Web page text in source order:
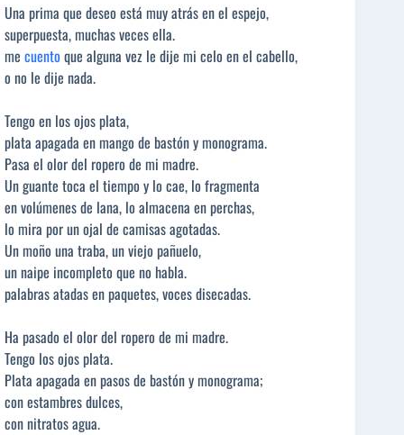
Una prima que deseo está muy atrás en el espejo,
superpuesta, muchas veces ella.
me cuento que alguna vez le dije mi celo en el cabello,
o no le dije nada.
Tengo en los ojos plata,
plata apagada en mango de bastón y monograma.
Pasa el olor del ropero de mi madre.
Un guante toca el tiempo y lo cae, lo fragmenta
en volúmenes de lana, lo almacena en perchas,
lo mira por un ojal de camisas agotadas.
Un moño una traba, un viejo pañuelo,
un naipe incompleto que no habla.
palabras atadas en paquetes, voces disecadas.
Ha pasado el olor del ropero de mi madre.
Tengo los ojos plata.
Plata apagada en pasos de bastón y monograma;
con estambres dulces,
con nitratos agua.